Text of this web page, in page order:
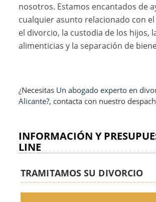
nosotros. Estamos encantados de
cualquier asunto relacionado con
el divorcio, la custodia de los hijos,
alimenticias y la separación de
¿Necesitas Un abogado experto en
Alicante?, contacta con nuestro
INFORMACIÓN Y
LINE
TRAMITAMOS SU DIVORCIO